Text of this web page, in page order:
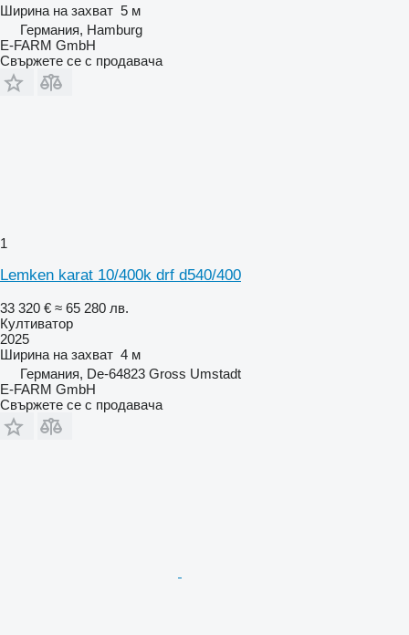
Ширина на захват 5 м
Германия, Hamburg
E-FARM GmbH
Свържете се с продавача
1
Lemken karat 10/400k drf d540/400
33 320 € ≈ 65 280 лв.
Култиватор
2025
Ширина на захват 4 м
Германия, De-64823 Gross Umstadt
E-FARM GmbH
Свържете се с продавача